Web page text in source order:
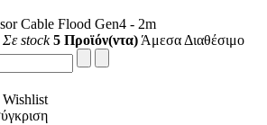
Cable Flood Gen4 - 2m
Σε stock 5 Προϊόν(ντα) Άμεσα Διαθέσιμο